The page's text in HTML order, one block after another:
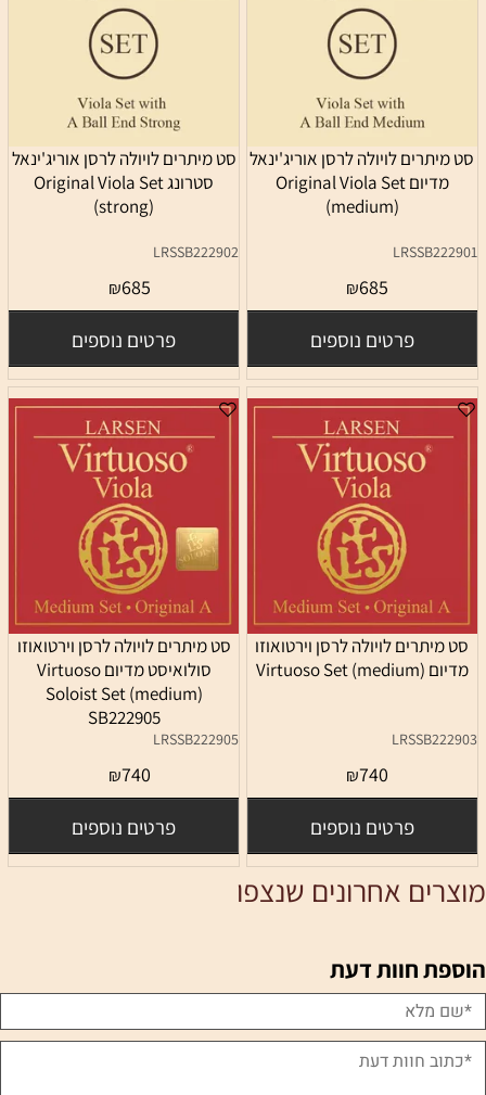
סט מיתרים לויולה לרסן אוריג'ינאל
מדיום Original Viola Set
(medium)
LRSSB222901
₪685
פרטים נוספים
סט מיתרים לויולה לרסן אוריג'ינאל
סטרונג Original Viola Set
(strong)
LRSSB222902
₪685
פרטים נוספים
סט מיתרים לויולה לרסן וירטואוזו
מדיום Virtuoso Set (medium)
LRSSB222903
₪740
פרטים נוספים
סט מיתרים לויולה לרסן וירטואוזו
סולואיסט מדיום Virtuoso
Soloist Set (medium)
SB222905
LRSSB222905
₪740
פרטים נוספים
מוצרים אחרונים שנצפו
הוספת חוות דעת